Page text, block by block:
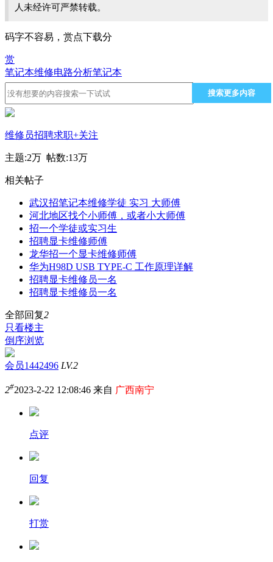
人未经许可严禁转载。
码字不容易，赏点下载分
赏
笔记本维修电路分析笔记本
搜索更多内容
维修员招聘求职+关注
主题:2万 帖数:13万
相关帖子
武汉招笔记本维修学徒 实习 大师傅
河北地区找个小师傅，或者小大师傅
招一个学徒或实习生
招聘显卡维修师傅
龙华招一个显卡维修师傅
华为H98D USB TYPE-C 工作原理详解
招聘显卡维修员一名
招聘显卡维修员一名
全部回复2
只看楼主
倒序浏览
会员1442496 LV.2
2#2023-2-22 12:08:46 来自 广西南宁
点评
回复
打赏